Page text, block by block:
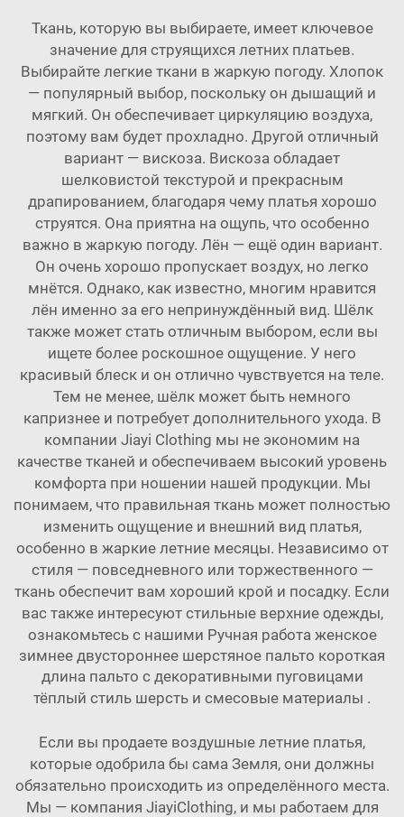
Ткань, которую вы выбираете, имеет ключевое
значение для струящихся летних платьев.
Выбирайте легкие ткани в жаркую погоду. Хлопок
— популярный выбор, поскольку он дышащий и
мягкий. Он обеспечивает циркуляцию воздуха,
поэтому вам будет прохладно. Другой отличный
вариант — вискоза. Вискоза обладает
шелковистой текстурой и прекрасным
драпированием, благодаря чему платья хорошо
струятся. Она приятна на ощупь, что особенно
важно в жаркую погоду. Лён — ещё один вариант.
Он очень хорошо пропускает воздух, но легко
мнётся. Однако, как известно, многим нравится
лён именно за его непринуждённый вид. Шёлк
также может стать отличным выбором, если вы
ищете более роскошное ощущение. У него
красивый блеск и он отлично чувствуется на теле.
Тем не менее, шёлк может быть немного
капризнее и потребует дополнительного ухода. В
компании Jiayi Clothing мы не экономим на
качестве тканей и обеспечиваем высокий уровень
комфорта при ношении нашей продукции. Мы
понимаем, что правильная ткань может полностью
изменить ощущение и внешний вид платья,
особенно в жаркие летние месяцы. Независимо от
стиля — повседневного или торжественного —
ткань обеспечит вам хороший крой и посадку. Если
вас также интересуют стильные верхние одежды,
ознакомьтесь с нашими Ручная работа женское
зимнее двустороннее шерстяное пальто короткая
длина пальто с декоративными пуговицами
тёплый стиль шерсть и смесовые материалы .
Если вы продаете воздушные летние платья,
которые одобрила бы сама Земля, они должны
обязательно происходить из определённого места.
Мы — компания JiayiClothing, и мы работаем для